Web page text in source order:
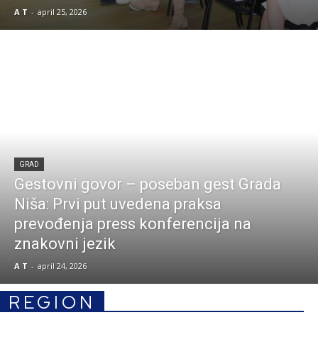
A T - april 25, 2026
GRAD
Gestovni govor – poseban gest Grada
Niša: Prvi put uvedena praksa
prevođenja press konferencija na
znakovni jezik
A T - april 24, 2026
REGION